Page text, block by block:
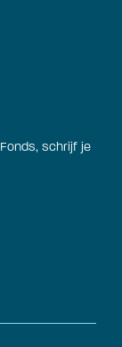
schrijf je